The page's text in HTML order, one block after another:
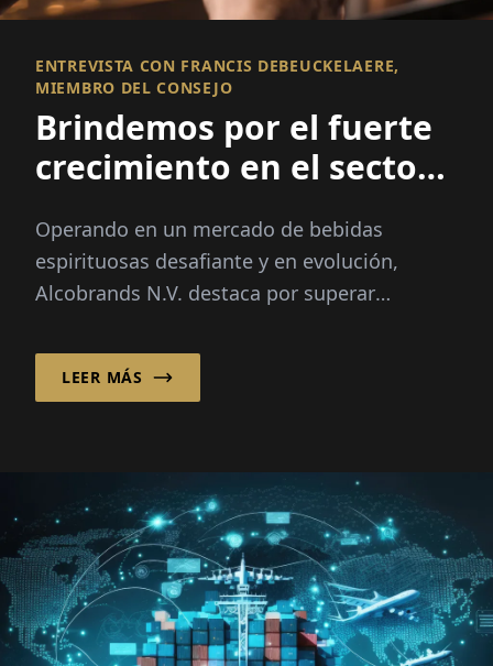
ENTREVISTA CON FRANCIS DEBEUCKELAERE,
MIEMBRO DEL CONSEJO
Brindemos por el fuerte
crecimiento en el sector
espirituosas
Operando en un mercado de bebidas
espirituosas desafiante y en evolución,
Alcobrands N.V. destaca por superar
LEER MÁS